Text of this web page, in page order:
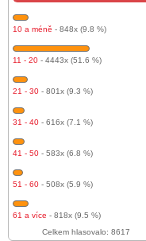
10 a méně - 848x (9.8 %)
11 - 20 - 4443x (51.6 %)
21 - 30 - 801x (9.3 %)
31 - 40 - 616x (7.1 %)
41 - 50 - 583x (6.8 %)
51 - 60 - 508x (5.9 %)
61 a více - 818x (9.5 %)
Celkem hlasovalo: 8617